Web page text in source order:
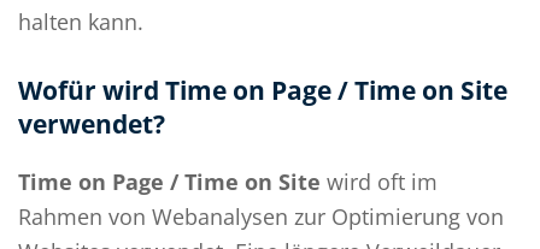
halten kann.
Wofür wird Time on Page / Time on Site
verwendet?
Time on Page / Time on Site wird oft im
Rahmen von Webanalysen zur Optimierung von